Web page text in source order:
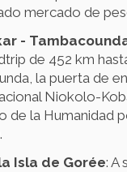
mercado de
-
de 452 km
la puerta de
Niokolo-
de la Humanidad
Isla de Gorée: A